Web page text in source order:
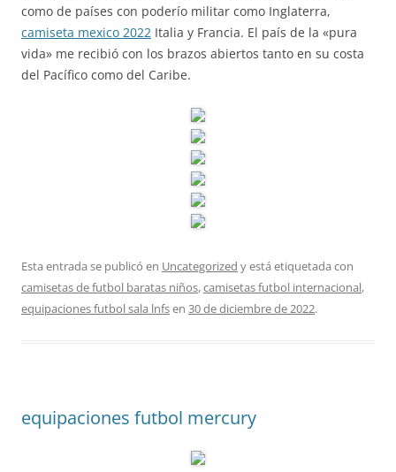
como de países con poderío militar como Inglaterra,
camiseta mexico 2022 Italia y Francia. El país de la «pura
vida» me recibió con los brazos abiertos tanto en su costa
del Pacífico como del Caribe.
Esta entrada se publicó en Uncategorized y está etiquetada con
camisetas de futbol baratas niños,camisetas futbol internacional,
equipaciones futbol sala lnfsen 30 de diciembre de 2022.
equipaciones futbol mercury